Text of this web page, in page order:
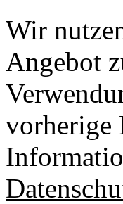
Wir
Angebot
vorherige